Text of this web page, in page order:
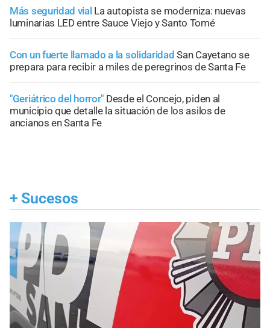
Más seguridad vial La autopista se moderniza: nuevas
luminarias LED entre Sauce Viejo y Santo Tomé
Con un fuerte llamado a la solidaridad San Cayetano se
prepara para recibir a miles de peregrinos de Santa Fe
"Geriátrico del horror" Desde el Concejo, piden al
municipio que detalle la situación de los asilos de
ancianos en Santa Fe
+ Sucesos